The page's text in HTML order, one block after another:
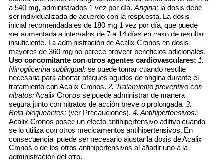
a 540 mg, administrados 1 vez por día. Angina: la dosis debe
ser individualizada de acuerdo con la respuesta. La dosis
inicial recomendada es de 180 mg 1 vez por día, que puede
ser aumentada a intervalos de 7 a 14 días en caso de resultar
insuficiente. La administración de Acalix Cronos en dosis
mayores de 360 mg no parece proveer beneficios adicionales.
Uso concomitante con otros agentes cardiovasculares: 1.
Nitroglicerina sublingual: se puede tomar cuando resulte
necesaria para abortar ataques agudos de angina durante el
tratamiento con Acalix Cronos. 2. Tratamiento preventivo con
nitratos:Acalix Cronos se puede administrar de manera
segura junto con nitratos de acción breve o prolongada. 3.
Beta-bloqueantes: (ver Precauciones). 4. Antihipertensivos:
Acalix Cronos posee un efecto antihipertensivo aditivo cuando
se lo utiliza con otros medicamentos antihipertensivos. En
consecuencia, puede ser necesario ajustar la dosis de Acalix
Cronos o de los otros antihipertensivos al añadir uno a la
administración del otro.